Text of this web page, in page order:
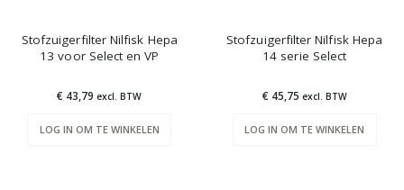
Stofzuigerfilter Nilfisk Hepa
13 voor Select en VP
€ 43,79excl. BTW
LOG IN OM TE WINKELEN
Stofzuigerfilter Nilfisk Hepa
14 serie Select
€ 45,75 excl. BTW
LOG IN OM TE WINKELEN